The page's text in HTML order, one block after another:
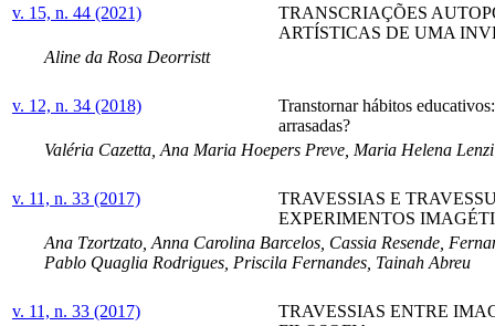
v. 15, n. 44 (2021)
TRANSCRIAÇÕES
ARTÍSTICAS DE UMA
Aline da Rosa Deorristt
v. 12, n. 34 (2018)
Transtornar hábitos
arrasadas?
Valéria Cazetta, Ana Maria Hoepers Preve, Maria Helena Lenzi
v. 11, n. 33 (2017)
TRAVESSIAS E
EXPERIMENTOS
Ana Tzortzato, Anna Carolina Barcelos, Cassia Resende,
Pablo Quaglia Rodrigues, Priscila Fernandes, Tainah Abreu
v. 11, n. 33 (2017)
TRAVESSIAS ENTRE